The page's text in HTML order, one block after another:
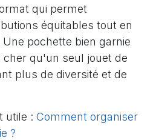
qui permet
équitables tout en
pochette bien garnie
qu'un seul jouet de
plus de diversité et de
utile : Comment organiser
?